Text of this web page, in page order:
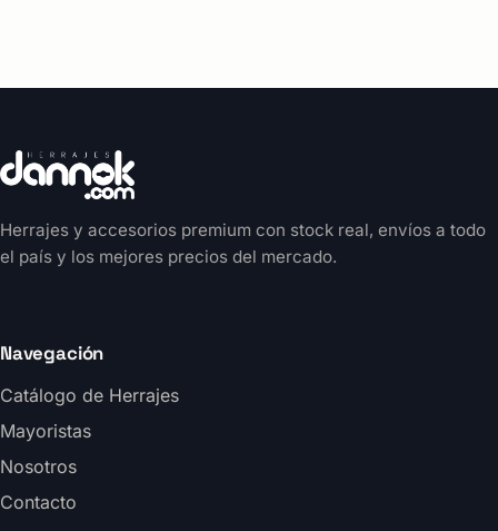
Herrajes y accesorios premium con stock real, envíos a todo
el país y los mejores precios del mercado.
Navegación
Catálogo de Herrajes
Mayoristas
Nosotros
Contacto